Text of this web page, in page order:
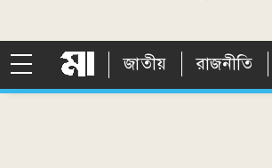
জাতীয় রাজনীতি